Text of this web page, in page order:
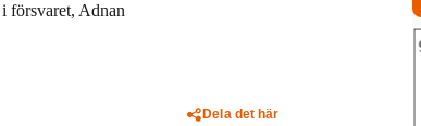
försvaret, Adnan
Dela det här